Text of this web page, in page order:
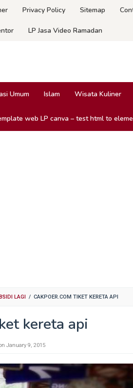
Privacy Policy Sitemap
LP Jasa Video Ramadan
Umum Islam Wisata Kuliner
web LP canva – test html to
LAGI / CAKPOER.COM TIKET KERETA API
kereta api
January 9, 2015